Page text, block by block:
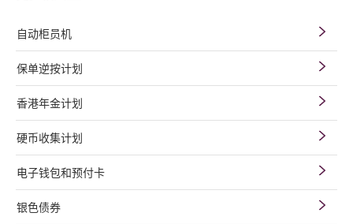
自动柜员机
保单逆按计划
香港年金计划
硬币收集计划
电子钱包和预付卡
银色债券